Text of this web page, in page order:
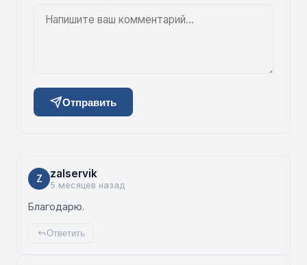
Отправить
Z zalservik
5 месяцев назад
Благодарю.
Ответить